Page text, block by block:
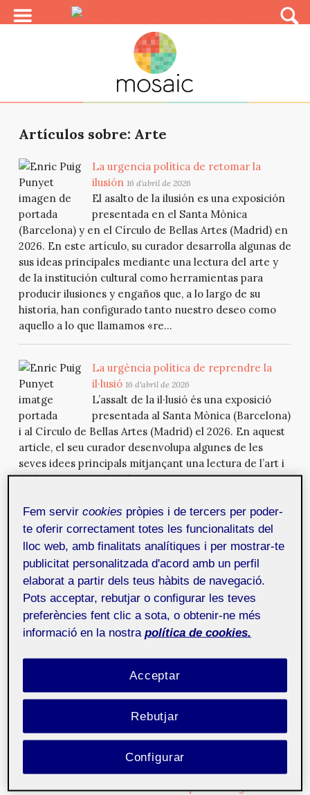
Artículos sobre: Arte
La urgencia política de retomar la
ilusión 16 d'abril de 2026
El asalto de la ilusión es una exposición
presentada en el Santa Mònica
(Barcelona) y en el Círculo de Bellas Artes (Madrid) en
2026. En este artículo, su curador desarrolla algunas de
sus ideas principales mediante una lectura del arte y
de la institución cultural como herramientas para
producir ilusiones y engaños que, a lo largo de su
historia, han configurado tanto nuestro deseo como
aquello a lo que llamamos «re...
La urgència política de reprendre la
il·lusió 16 d'abril de 2026
L’assalt de la il·lusió és una exposició
presentada al Santa Mònica (Barcelona)
i al Círculo de Bellas Artes (Madrid) el 2026. En aquest
article, el seu curador desenvolupa algunes de les
seves idees principals mitjançant una lectura de l’art i
de la institució cultural com a eines per produir
configurat tant el nostre desig com allò a què
anomenem «realitat...
Brute force and the synthetic
human: revisitingHow Computers
Imagine Humans?in the generative
AI art era 9 d'abril de 2026
This article revisits How Computers Imagine Humans?
smooth AI interfaces often hide: the threshold, the
archive, the failure, the selection process and the
human responsibility required to turn a system into
art.
La força bruta i l’humà sintètic:
revisitantHow Computers Imagine
Fem servircookies pròpies i de tercers per poder-
te oferir correctament totes les funcionalitats del
lloc web, amb finalitats analítiques i per mostrar-te
publicitat personalitzada d'acord amb un perfil
elaborat a partir dels teus hàbits de navegació.
Pots acceptar, rebutjar o configurar les teves
preferències fent clic a sota, o obtenir-ne més
informació en la nostra política de cookies.
Rebutjar
Acceptar
Configurar